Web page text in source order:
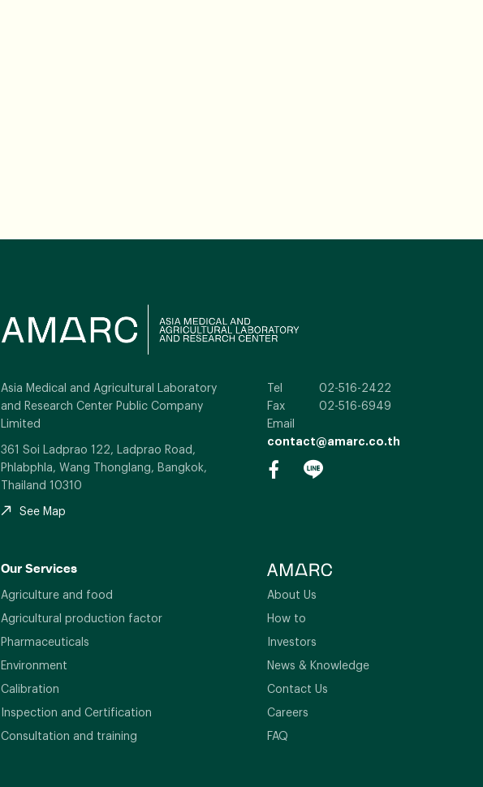
Asia Medical and Agricultural Laboratory
and Research Center Public Company
Limited
361 Soi Ladprao 122, Ladprao Road,
Phlabphla, Wang Thonglang, Bangkok,
Thailand 10310
See Map
Tel
02-516-2422
Fax
02-516-6949
Email
contact@amarc.co.th
Our Services
Agriculture and food
Agricultural production factor
Pharmaceuticals
Environment
Calibration
Inspection and Certification
Consultation and training
About Us
How to
Investors
News & Knowledge
Contact Us
Careers
FAQ